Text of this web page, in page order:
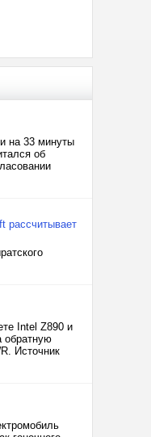
на 33 минуты
об
рассчитывает
Intel Z890 и
обратную
Источник